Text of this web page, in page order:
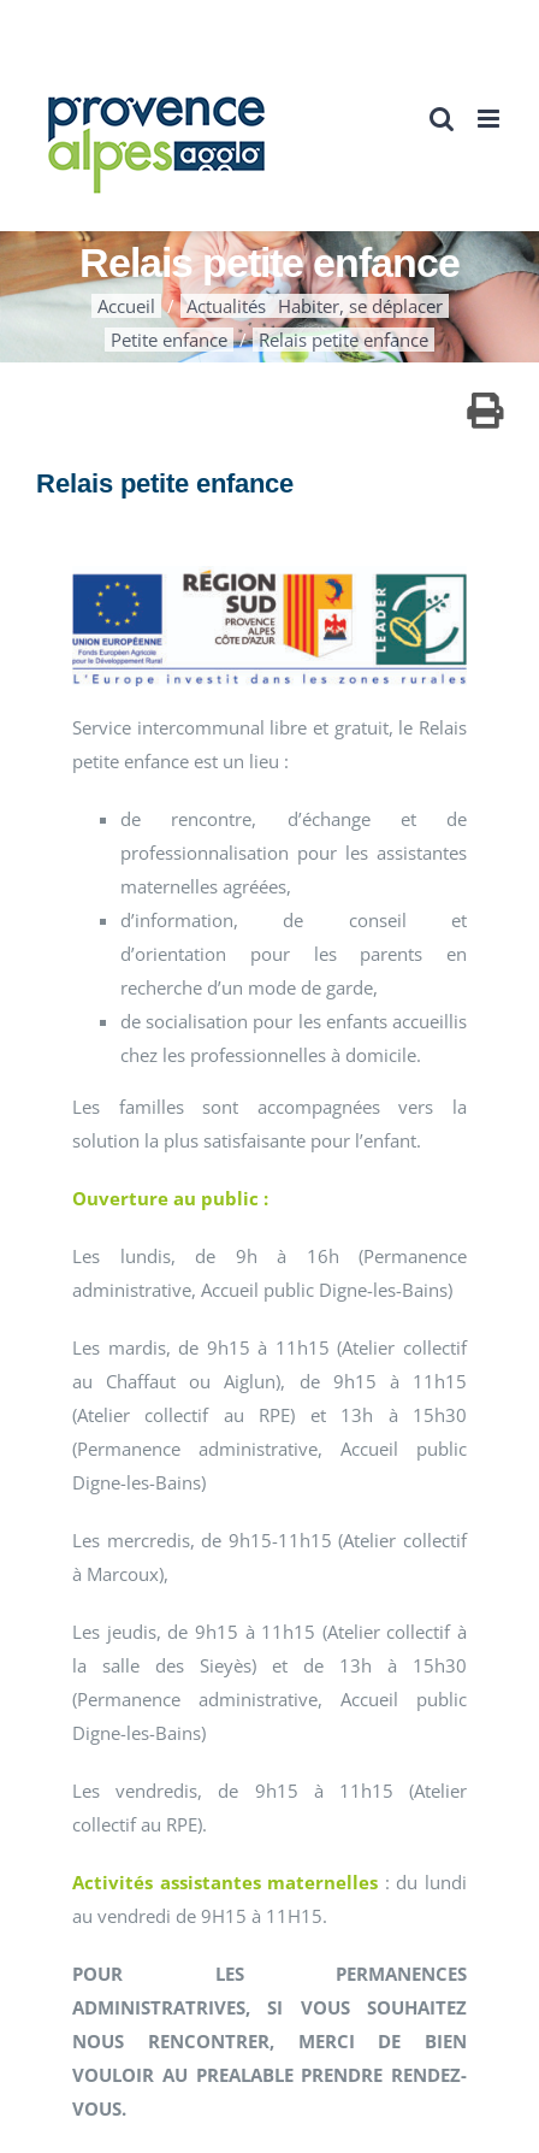
Relais petite enfance
Accueil Actualités Habiter, se déplacer
Petite enfance
Relais petite enfance
Relais petite enfance
Service intercommunal libre et gratuit, le Relais
petite enfance est un lieu :
de rencontre, d’échange et de
professionnalisation pour les assistantes
maternelles agréées,
d’information, de conseil et
d’orientation pour les parents en
recherche d’un mode de garde,
de socialisation pour les enfants accueillis
chez les professionnelles à domicile.
Les familles sont accompagnées vers la
solution la plus satisfaisante pour l’enfant.
Ouverture au public :
Les lundis, de 9h à 16h (Permanence
administrative, Accueil public Digne-les-Bains)
Les mardis, de 9h15 à 11h15 (Atelier collectif
au Chaffaut ou Aiglun), de 9h15 à 11h15
(Atelier collectif au RPE) et 13h à 15h30
(Permanence administrative, Accueil public
Digne-les-Bains)
Les mercredis, de 9h15-11h15 (Atelier collectif
à Marcoux),
Les jeudis, de 9h15 à 11h15 (Atelier collectif à
la salle des Sieyès) et de 13h à 15h30
(Permanence administrative, Accueil public
Digne-les-Bains)
Les vendredis, de 9h15 à 11h15 (Atelier
collectif au RPE).
Activités assistantes maternelles : du lundi
au vendredi de 9H15 à 11H15.
POUR LES PERMANENCES
ADMINISTRATRIVES, SI VOUS SOUHAITEZ
NOUS RENCONTRER, MERCI DE BIEN
VOULOIR AU PREALABLE PRENDRE RENDEZ-
VOUS.